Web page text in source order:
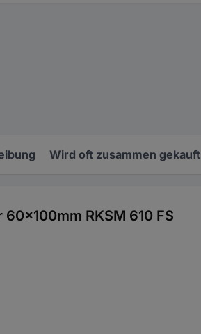
Wird oft zusammen gekauft
RKSM 610 FS